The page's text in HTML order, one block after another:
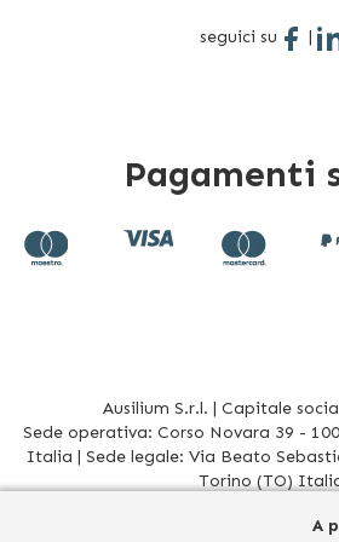
A
seguici su |
Pagamenti
Ausilium S.r.l. | Capitale
Sede operativa: Corso Novara 39 -
Italia | Sede legale: Via Beato
Torino (TO)